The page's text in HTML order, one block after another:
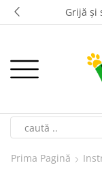
Grijă și
Prima Pagină